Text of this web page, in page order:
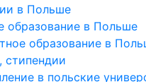
в Польше
образование в Польше
образование в
стипендии
в польские